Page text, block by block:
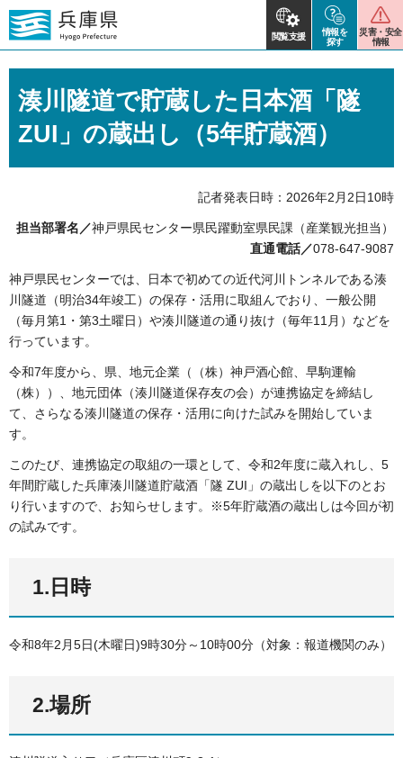
閲覧支援
情報を
探す
災害・安全
情報
湊川隧道で貯蔵した日本酒「隧
ZUI」の蔵出し（5年貯蔵酒）
記者発表日時：2026年2月2日10時
担当部署名／神戸県民センター県民躍動室県民課（産業観光担当）
直通電話／078-647-9087
神戸県民センターでは、日本で初めての近代河川トンネルである湊
川隧道（明治34年竣工）の保存・活用に取組んでおり、一般公開
（毎月第1・第3土曜日）や湊川隧道の通り抜け（毎年11月）などを
行っています。
令和7年度から、県、地元企業（（株）神戸酒心館、早駒運輸
（株））、地元団体（湊川隧道保存友の会）が連携協定を締結し
て、さらなる湊川隧道の保存・活用に向けた試みを開始していま
す。
このたび、連携協定の取組の一環として、令和2年度に蔵入れし、5
年間貯蔵した兵庫湊川隧道貯蔵酒「隧 ZUI」の蔵出しを以下のとお
り行いますので、お知らせします。※5年貯蔵酒の蔵出しは今回が初
の試みです。
1.日時
令和8年2月5日(木曜日)9時30分～10時00分（対象：報道機関のみ）
2.場所